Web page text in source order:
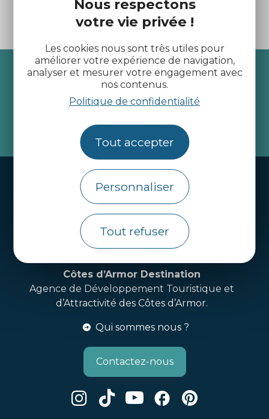
Nous respectons
votre vie privée !
Les cookies nous sont très utiles pour
améliorer votre expérience de navigation,
analyser et mesurer votre engagement avec
nos contenus.
Politique de confidentialité
Tout accepter
Personnaliser
Tout refuser
Recevez l’actualité des
Côtes d’Armor
Handi-tourisme
Infos pratiques
Côtes d’Armor Destination
Agence de Développement Touristique et
d’Attractivité des Côtes d’Armor.
Qui sommes nous ?
Contactez-nous